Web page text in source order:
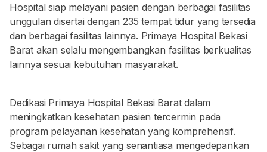
Hospital siap melayani pasien dengan berbagai fasilitas
unggulan disertai dengan 235 tempat tidur yang tersedia
dan berbagai fasilitas lainnya. Primaya Hospital Bekasi
Barat akan selalu mengembangkan fasilitas berkualitas
lainnya sesuai kebutuhan masyarakat.
Dedikasi Primaya Hospital Bekasi Barat dalam
meningkatkan kesehatan pasien tercermin pada
program pelayanan kesehatan yang komprehensif.
Sebagai rumah sakit yang senantiasa mengedepankan